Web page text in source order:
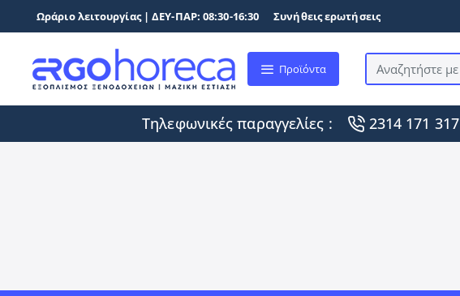
Ωράριο λειτουργίας | ΔΕΥ-ΠΑΡ: 08:30-16:30 Συνήθεις ερωτήσεις
Προϊόντα
Αναζητήστε
τη
δύναμη
της
Τηλεφωνικές παραγγελίες : 2314 171 317